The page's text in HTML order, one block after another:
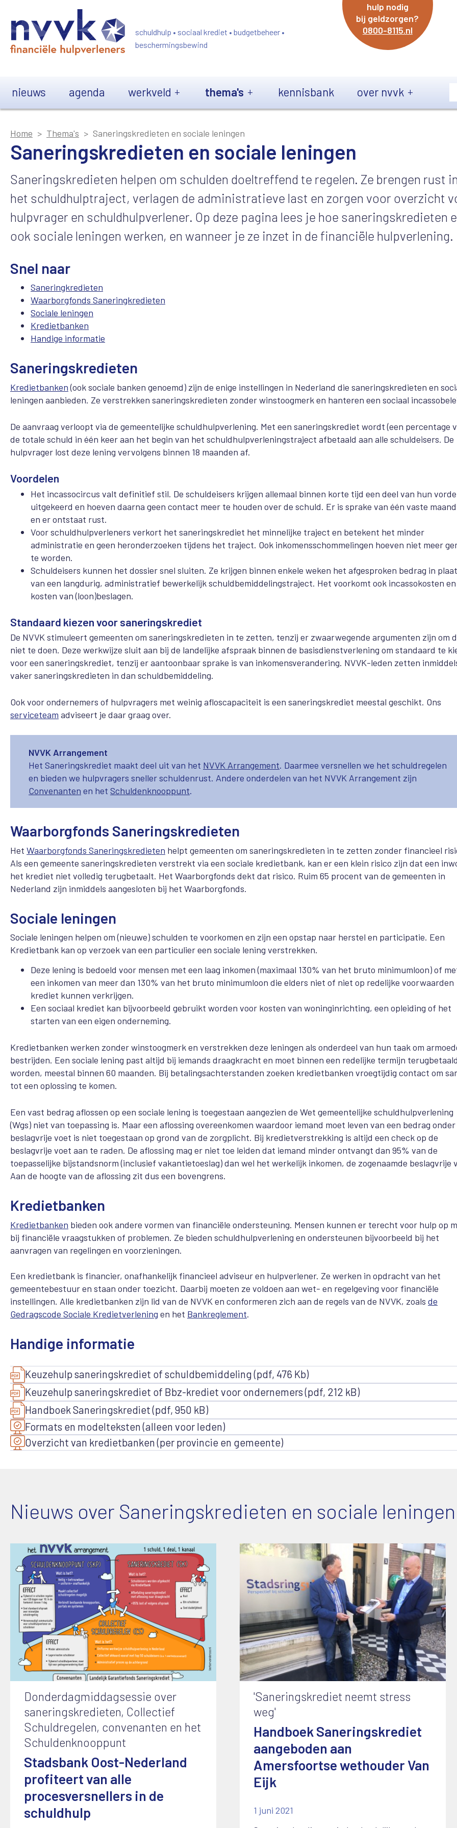
schuldhulp • sociaal krediet • budgetbeheer •
beschermingsbewind
hulp nodig
bij geldzorgen?
0800-8115.nl
nieuws agenda werkveld thema's kennisbank over nvvk
Home Thema's Saneringskredieten en sociale leningen
Saneringskredieten en sociale leningen
Saneringskredieten helpen om schulden doeltreffend te regelen. Ze brengen rust in
het schuldhulptraject, verlagen de administratieve last en zorgen voor overzicht
hulpvrager en schuldhulpverlener. Op deze pagina lees je hoe saneringskredieten
ook sociale leningen werken, en wanneer je ze inzet in de financiële hulpverlening.
Snel naar
Saneringkredieten
Waarborgfonds Saneringkredieten
Sociale leningen
Kredietbanken
Handige informatie
Saneringskredieten
Kredietbanken(ook sociale banken genoemd) zijn de enige instellingen in Nederland die saneringskredieten en
leningen aanbieden. Ze verstrekken saneringskredieten zonder winstoogmerk en hanteren een sociaal
De aanvraag verloopt via de gemeentelijke schuldhulpverlening. Met een saneringskrediet wordt (een percentage
de totale schuld in één keer aan het begin van het schuldhulpverleningstraject afbetaald aan alle schuldeisers. De
hulpvrager lost deze lening vervolgens binnen 18 maanden af.
Voordelen
Het incassocircus valt definitief stil. De schuldeisers krijgen allemaal binnen korte tijd een deel van hun
uitgekeerd en hoeven daarna geen contact meer te houden over de schuld. Er is sprake van één vaste
en er ontstaat rust.
Voor schuldhulpverleners verkort het saneringskrediet het minnelijke traject en betekent het minder
administratie en geen heronderzoeken tijdens het traject. Ook inkomensschommelingen hoeven niet meer
te worden.
Schuldeisers kunnen het dossier snel sluiten. Ze krijgen binnen enkele weken het afgesproken bedrag in
van een langdurig, administratief bewerkelijk schuldbemiddelingstraject. Het voorkomt ook incassokosten en
kosten van (loon)beslagen.
Standaard kiezen voor saneringskrediet
De NVVK stimuleert gemeenten om saneringskredieten in te zetten, tenzij er zwaarwegende argumenten zijn om
niet te doen. Deze werkwijze sluit aan bij de landelijke afspraak binnen de basisdienstverlening om standaard te
voor een saneringskrediet, tenzij er aantoonbaar sprake is van inkomensverandering. NVVK-leden zetten
vaker saneringskredieten in dan schuldbemiddeling.
Ook voor ondernemers of hulpvragers met weinig afloscapaciteit is een saneringskrediet meestal geschikt. Ons
serviceteam adviseert je daar graag over.
NVVK Arrangement
Het Saneringskrediet maakt deel uit van het NVVK Arrangement. Daarmee versnellen we het schuldregelen
en bieden we hulpvragers sneller schuldenrust. Andere onderdelen van het NVVK Arrangement zijn
Convenanten en het Schuldenknooppunt.
Waarborgfonds Saneringskredieten
Het Waarborgfonds Saneringskredieten helpt gemeenten om saneringskredieten in te zetten zonder financieel
Als een gemeente saneringskredieten verstrekt via een sociale kredietbank, kan er een klein risico zijn dat een
het krediet niet volledig terugbetaalt. Het Waarborgfonds dekt dat risico. Ruim 65 procent van de gemeenten in
Nederland zijn inmiddels aangesloten bij het Waarborgfonds.
Sociale leningen
Sociale leningen helpen om (nieuwe) schulden te voorkomen en zijn een opstap naar herstel en participatie. Een
Kredietbank kan op verzoek van een particulier een sociale lening verstrekken.
Deze lening is bedoeld voor mensen met een laag inkomen (maximaal 130% van het bruto minimumloon) of
een inkomen van meer dan 130% van het bruto minimumloon die elders niet of niet op redelijke voorwaarden
krediet kunnen verkrijgen.
Een sociaal krediet kan bijvoorbeeld gebruikt worden voor kosten van woninginrichting, een opleiding of het
starten van een eigen onderneming.
Kredietbanken werken zonder winstoogmerk en verstrekken deze leningen als onderdeel van hun taak om
bestrijden. Een sociale lening past altijd bij iemands draagkracht en moet binnen een redelijke termijn terugbetaald
worden, meestal binnen 60 maanden. Bij betalingsachterstanden zoeken kredietbanken vroegtijdig contact om
tot een oplossing te komen.
Een vast bedrag aflossen op een sociale lening is toegestaan aangezien de Wet gemeentelijke schuldhulpverlening
(Wgs) niet van toepassing is. Maar een aflossing overeenkomen waardoor iemand moet leven van een bedrag onder
beslagvrije voet is niet toegestaan op grond van de zorgplicht. Bij kredietverstrekking is altijd een check op de
beslagvrije voet aan te raden. De aflossing mag er niet toe leiden dat iemand minder ontvangt dan 95% van de
toepasselijke bijstandsnorm (inclusief vakantietoeslag) dan wel het werkelijk inkomen, de zogenaamde beslagvrije
Aan de hoogte van de aflossing zit dus een bovengrens.
Kredietbanken
Kredietbanken bieden ook andere vormen van financiële ondersteuning. Mensen kunnen er terecht voor hulp op
bij financiële vraagstukken of problemen. Ze bieden schuldhulpverlening en ondersteunen bijvoorbeeld bij het
aanvragen van regelingen en voorzieningen.
Een kredietbank is financier, onafhankelijk financieel adviseur en hulpverlener. Ze werken in opdracht van het
gemeentebestuur en staan onder toezicht. Daarbij moeten ze voldoen aan wet- en regelgeving voor financiële
instellingen. Alle kredietbanken zijn lid van de NVVK en conformeren zich aan de regels van de NVVK, zoals de
Gedragscode Sociale Kredietverlening en het Bankreglement.
Handige informatie
Keuzehulp saneringskrediet of schuldbemiddeling (pdf, 476 Kb)
Keuzehulp saneringskrediet of Bbz-krediet voor ondernemers (pdf, 212 kB)
Handboek Saneringskrediet (pdf, 950 kB)
Formats en modelteksten (alleen voor leden)
Overzicht van kredietbanken (per provincie en gemeente)
Nieuws over Saneringskredieten en sociale leningen
Donderdagmiddagsessie over
saneringskredieten, Collectief
Schuldregelen, convenanten en het
Schuldenknooppunt
Stadsbank Oost-Nederland
profiteert van alle
procesversnellers in de
schuldhulp
'Saneringskrediet neemt stress
weg'
Handboek Saneringskrediet
aangeboden aan
Amersfoortse wethouder Van
Eijk
1 juni 2021